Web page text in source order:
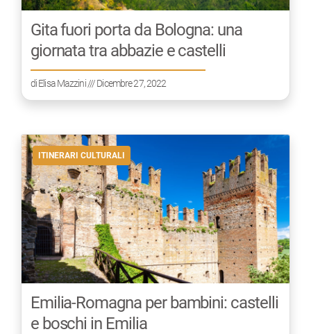
Gita fuori porta da Bologna: una
giornata tra abbazie e castelli
diElisa Mazzini/// Dicembre 27, 2022
ITINERARI CULTURALI
Emilia-Romagna per bambini: castelli
e boschi in Emilia